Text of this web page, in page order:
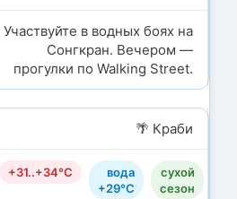
Участвуйте в водных боях на
Сонгкран. Вечером —
прогулки по Walking Street.
🌴 Краби
+31..+34°C
вода
+29°C
сухой
сезон